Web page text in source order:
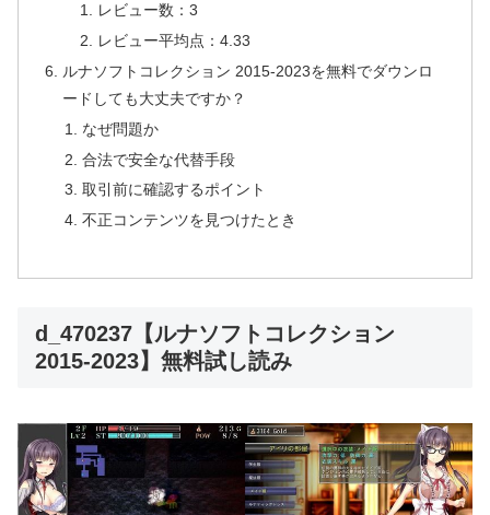
レビュー数：3
レビュー平均点：4.33
ルナソフトコレクション 2015-2023を無料でダウンロ
ードしても大丈夫ですか？
なぜ問題か
合法で安全な代替手段
取引前に確認するポイント
不正コンテンツを見つけたとき
d_470237【ルナソフトコレクション
2015-2023】無料試し読み